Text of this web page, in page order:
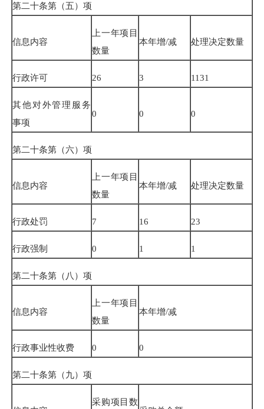
第二十条第（五）项
信息内容
上一年项目
数量
本年增/减 处理决定数量
行政许可 26 3 1131
其他对外管理服务
事项
0 0 0
第二十条第（六）项
信息内容
上一年项目
数量
本年增/减 处理决定数量
行政处罚 7 16 23
行政强制 0 1 1
第二十条第（八）项
信息内容
上一年项目
数量
本年增/减
行政事业性收费 0 0
第二十条第（九）项
采购项目数